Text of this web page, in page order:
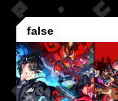
false